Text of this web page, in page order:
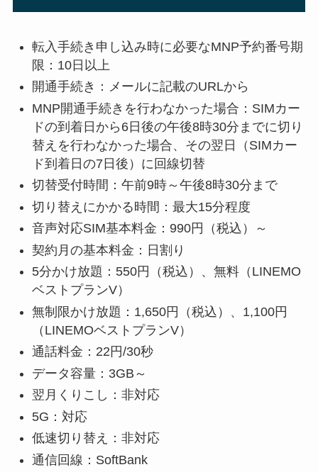
転入手続き申し込み時に必要なMNP予約番号期
限：10日以上
開通手続き：メールに記載のURLから
MNP開通手続きを行わなかった場合： SIMカー
ドの到着日から6日後の午後8時30分までに切り
替えを行わなかった場合、その翌日（SIMカー
ド到着日の7日後）に回線切替
切替受付時間：午前9時～午後8時30分まで
切り替えにかかる時間：最大15分程度
音声対応SIM基本料金：990円（税込）～
契約月の基本料金：日割り
5分かけ放題：550円（税込）、無料（LINEMO
ベストプランV）
無制限かけ放題：1,650円（税込）、1,100円
（LINEMOベストプランV）
通話料金：22円/30秒
データ容量：3GB～
翌月くりこし：非対応
5G：対応
低速切り替え：非対応
通信回線：SoftBank